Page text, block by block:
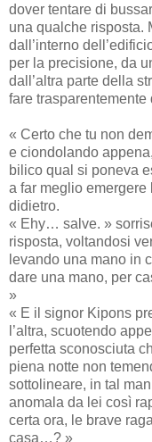
dover tentare di
una qualche risposta.
dall’interno
per la precisione, da
dall’altra parte della
fare
« Certo che tu non
e ciondolando
bilico qual si poneva
a far meglio
didietro.
« Ehy… salve. »
risposta, voltandosi
levando una mano in
dare una mano, per
»
« E il signor Kipons
l’altra, scuotendo
perfetta sconosciuta
piena notte non
sottolineare, in tal
anomala da lei così
certa ora, le brave
casa…? »